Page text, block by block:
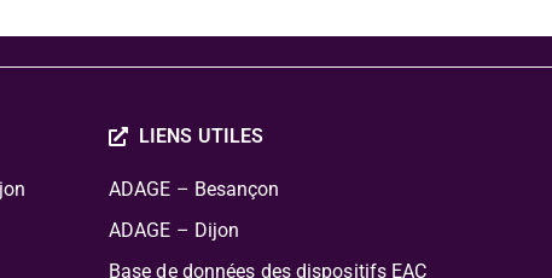
LIENS UTILES
ADAGE – Besançon
ADAGE – Dijon
Base de données des dispositifs EAC